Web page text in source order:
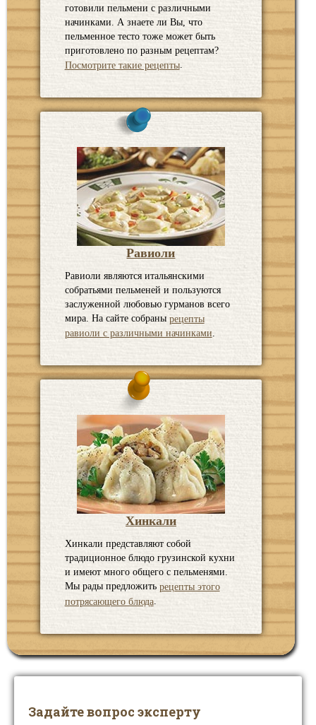
готовили пельмени с различными
начинками. А знаете ли Вы, что
пельменное тесто тоже может быть
приготовлено по разным рецептам?
Посмотрите такие рецепты.
Равиоли
Равиоли являются итальянскими
собратьями пельменей и пользуются
заслуженной любовью гурманов всего
мира. На сайте собраны рецепты
равиоли с различными начинками
Хинкали
Хинкали представляют собой
традиционное блюдо грузинской кухни
и имеют много общего с пельменями.
Мы рады предложить рецепты этого
потрясающего блюда.
Задайте вопрос эксперту